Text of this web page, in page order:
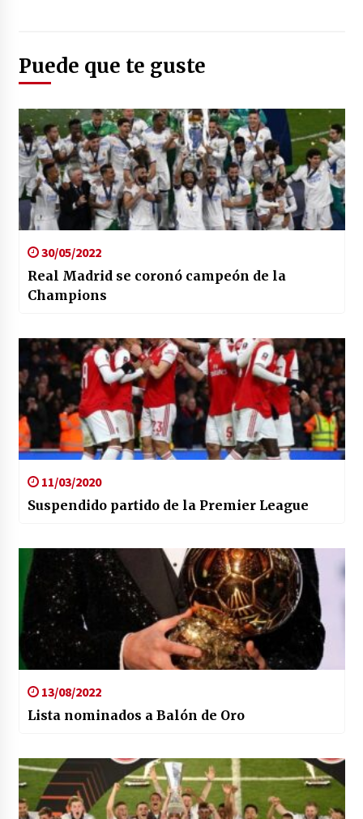
Puede que te guste
30/05/2022
Real Madrid se coronó campeón de la
Champions
11/03/2020
Suspendido partido de la Premier League
13/08/2022
Lista nominados a Balón de Oro